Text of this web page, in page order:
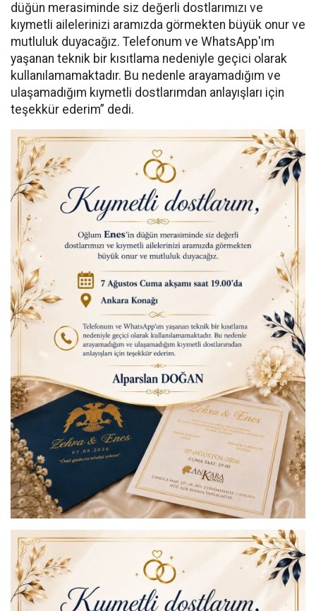
düğün merasiminde siz değerli dostlarımızı ve
kıymetli ailelerinizi aramızda görmekten büyük onur ve
mutluluk duyacağız. Telefonum ve WhatsApp'ım
yaşanan teknik bir kısıtlama nedeniyle geçici olarak
kullanılamamaktadır. Bu nedenle arayamadığım ve
ulaşamadığım kıymetli dostlarımdan anlayışları için
teşekkür ederim” dedi.